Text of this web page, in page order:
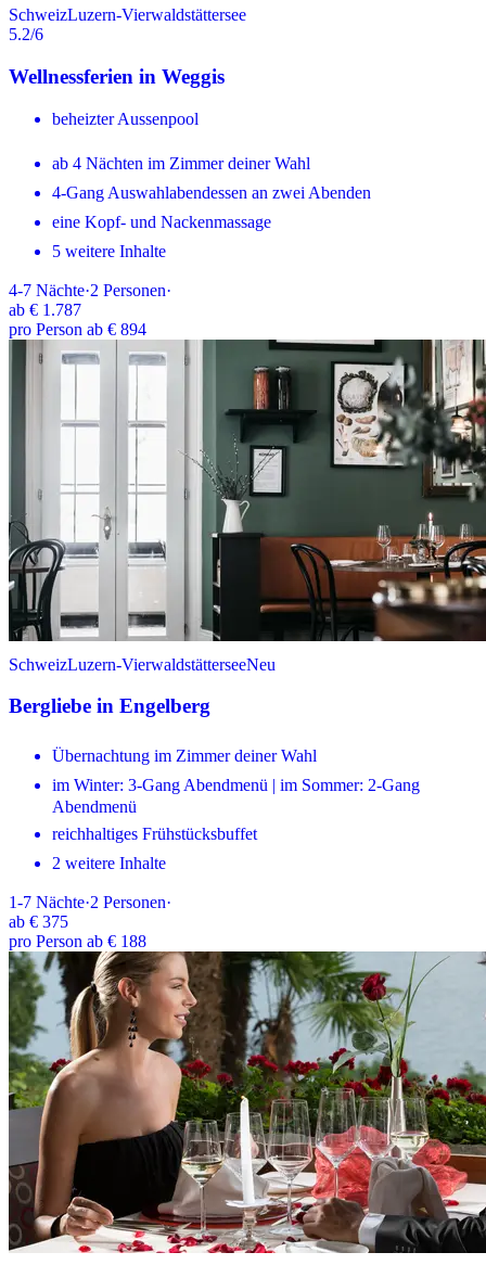
SchweizLuzern-Vierwaldstättersee
5.2/6
Wellnessferien in Weggis
beheizter Aussenpool
ab 4 Nächten im Zimmer deiner Wahl
4-Gang Auswahlabendessen an zwei Abenden
eine Kopf- und Nackenmassage
5 weitere Inhalte
4-7 Nächte·2 Personen·
ab € 1.787
pro Person ab € 894
SchweizLuzern-VierwaldstätterseeNeu
Bergliebe in Engelberg
Übernachtung im Zimmer deiner Wahl
im Winter: 3-Gang Abendmenü | im Sommer: 2-Gang
Abendmenü
reichhaltiges Frühstücksbuffet
2 weitere Inhalte
1-7 Nächte·2 Personen·
ab € 375
pro Person ab € 188